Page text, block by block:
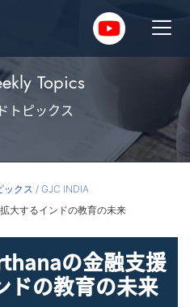
Topics
トピックス
ックス / GJC INDIA
大するインドの教育の未来
の金融支援
ドの教育の未来